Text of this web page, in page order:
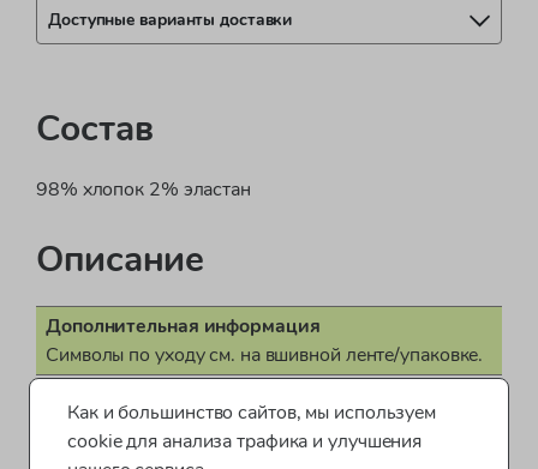
Доступные варианты доставки
Состав
98% хлопок 2% эластан
Описание
Дополнительная информация
Символы по уходу см. на вшивной ленте/упаковке.
Брюки дев. ткан.
Поставщик
Как и большинство сайтов, мы используем
cookie для анализа трафика и улучшения